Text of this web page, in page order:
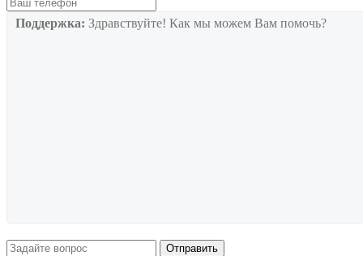
Поддержка: Здравствуйте! Как мы можем Вам помочь?